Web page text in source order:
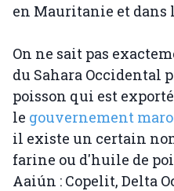
en Mauritanie et dans
On ne sait pas
du Sahara Occidental
poisson qui est
le gouvernement
il existe un certain
farine ou d'huile de
Aaiún : Copelit, Delta